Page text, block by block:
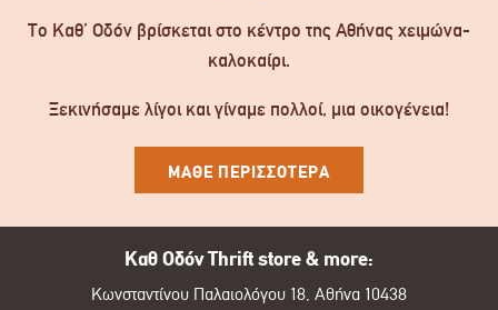
Το Καθ’ Οδόν βρίσκεται στο κέντρο της Αθήνας χειμώνα-
καλοκαίρι.
Ξεκινήσαμε λίγοι και γίναμε πολλοί, μια οικογένεια!
ΜΑΘΕ ΠΕΡΙΣΣΟΤΕΡΑ
Καθ Οδόν Thrift store & more:
Κωνσταντίνου Παλαιολόγου 18, Αθήνα 10438